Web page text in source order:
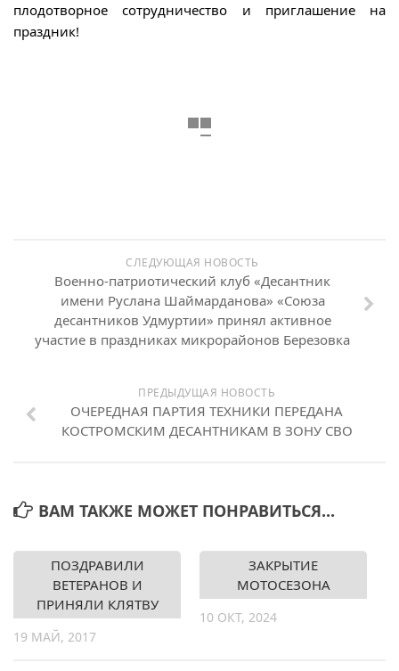
плодотворное сотрудничество и приглашение на
праздник!
СЛЕДУЮЩАЯ НОВОСТЬ
Военно-патриотический клуб «Десантник
имени Руслана Шаймарданова» «Союза
десантников Удмуртии» принял активное
участие в праздниках микрорайонов Березовка
ПРЕДЫДУЩАЯ НОВОСТЬ
ОЧЕРЕДНАЯ ПАРТИЯ ТЕХНИКИ ПЕРЕДАНА
КОСТРОМСКИМ ДЕСАНТНИКАМ В ЗОНУ СВО
ВАМ ТАКЖЕ МОЖЕТ ПОНРАВИТЬСЯ...
ПОЗДРАВИЛИ
ВЕТЕРАНОВ И
ПРИНЯЛИ КЛЯТВУ
19 МАЙ, 2017
ЗАКРЫТИЕ
МОТОСЕЗОНА
10 ОКТ, 2024